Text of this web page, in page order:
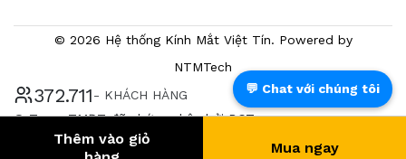
💬 Chat với chúng tôi
© 2026 Hệ thống Kính Mắt Việt Tín. Powered by
NTMTech
392.466 - KHÁCH HÀNG
® Trang TMĐT đã chứng nhận bởi BCT
Thêm vào giỏ
Mua ngay